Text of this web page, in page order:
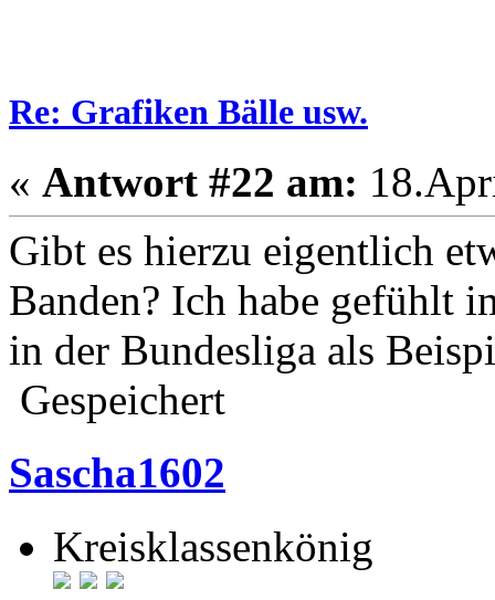
Re: Grafiken Bälle usw.
« Antwort #22 am:
Gibt es hierzu eigentlich
Banden? Ich habe gefühlt
in der Bundesliga als
Gespeichert
Sascha1602
Kreisklassenkönig